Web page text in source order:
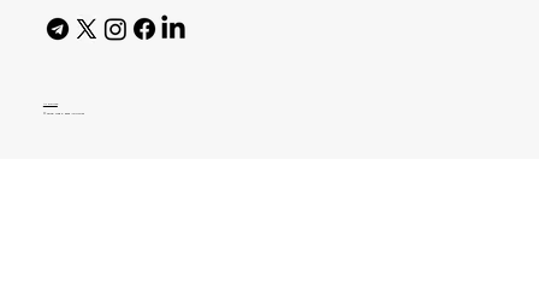
AI Policy
© 2026 High Bar Journal